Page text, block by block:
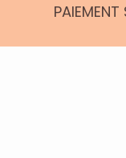
PAIEMENT